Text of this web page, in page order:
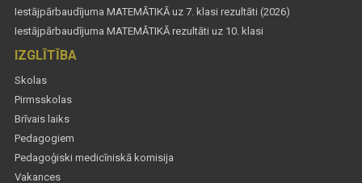
Iestājpārbaudījuma MATEMĀTIKĀ uz 7. klasi rezultāti (2026)
Iestājpārbaudījuma MATEMĀTIKĀ rezultāti uz 10. klasi
IZGLĪTĪBA
Skolas
Pirmsskolas
Brīvais laiks
Pedagogiem
Pedagoģiski medicīniskā komisija
Vakances